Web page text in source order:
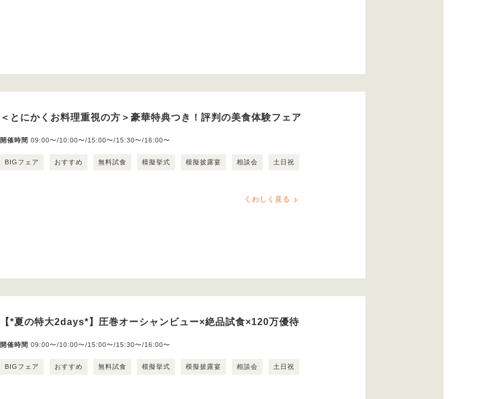
＜とにかくお料理重視の方＞豪華特典つき！評判の美食体験フェア
開催時間 09:00〜/10:00〜/15:00〜/15:30〜/16:00〜
BIGフェア おすすめ 無料試食 模擬挙式 模擬披露宴 相談会 土日祝
くわしく見る
【*夏の特大2days*】圧巻オーシャンビュー×絶品試食×120万優待
開催時間 09:00〜/10:00〜/15:00〜/15:30〜/16:00〜
BIGフェア おすすめ 無料試食 模擬挙式 模擬披露宴 相談会 土日祝